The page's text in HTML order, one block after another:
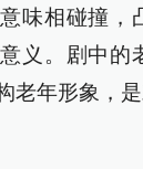
味相碰撞，
义。剧中的
老年形象，